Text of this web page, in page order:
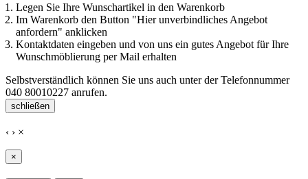
Legen Sie Ihre Wunschartikel in den Warenkorb
Im Warenkorb den Button "Hier unverbindliches Angebot
anfordern" anklicken
Kontaktdaten eingeben und von uns ein gutes Angebot für Ihre
Wunschmöblierung per Mail erhalten
Selbstverständlich können Sie uns auch unter der Telefonnummer
040 80010227 anrufen.
schließen
‹ › ×
×